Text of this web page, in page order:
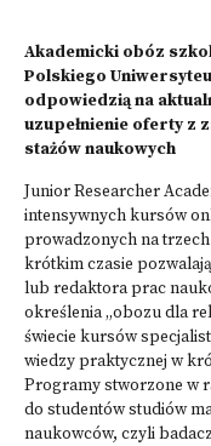
Akademicki obóz
Polskiego
odpowiedzią na
uzupełnienie oferty z
stażów naukowych
Junior Researcher
intensywnych kursów
prowadzonych na
krótkim czasie
lub redaktora prac
określenia „obozu dla
świecie kursów
wiedzy praktycznej w
Programy stworzone w
do studentów studiów
naukowców, czyli